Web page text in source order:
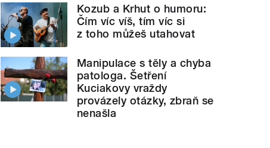
Kozub a Krhut o humoru:
Čím víc víš, tím víc si
z toho můžeš utahovat
Manipulace s těly a chyba
patologa. Šetření
Kuciakovy vraždy
provázely otázky, zbraň se
nenašla